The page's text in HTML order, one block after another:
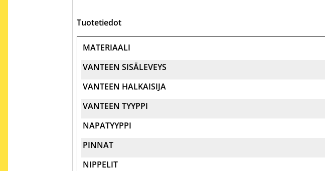
Tuotetiedot
MATERIAALI
VANTEEN SISÄLEVEYS
VANTEEN HALKAISIJA
VANTEEN TYYPPI
NAPATYYPPI
PINNAT
NIPPELIT